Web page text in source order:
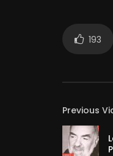
193
Previous